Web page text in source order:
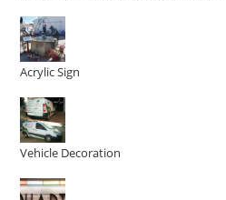
Acrylic Sign
Vehicle Decoration